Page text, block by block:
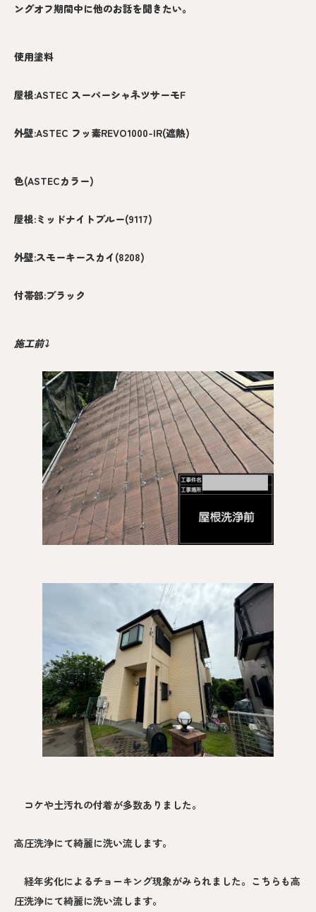
ングオフ期間中に他のお話を聞きたい。
使用塗料
屋根:ASTEC スーパーシャネツサーモF
外壁:ASTEC フッ素REVO1000-IR(遮熱)
色(ASTECカラー)
屋根:ミッドナイトブルー(9117)
外壁:スモーキースカイ(8208)
付帯部:ブラック
施工前⤵︎
コケや土汚れの付着が多数ありました。
高圧洗浄にて綺麗に洗い流します。
経年劣化によるチョーキング現象がみられました。こちらも高
圧洗浄にて綺麗に洗い流します。